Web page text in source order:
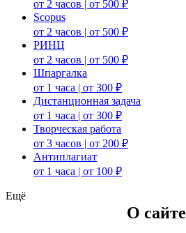
от 2 часов | от 500 ₽
Scopus
от 2 часов | от 500 ₽
РИНЦ
от 2 часов | от 500 ₽
Шпаргалка
от 1 часа | от 300 ₽
Дистанционная задача
от 1 часа | от 300 ₽
Творческая работа
от 3 часов | от 200 ₽
Антиплагиат
от 1 часа | от 100 ₽
Ещё
О сайте